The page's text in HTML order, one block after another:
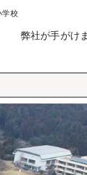
学校
弊社が手がけ